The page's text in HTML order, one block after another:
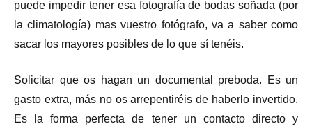
puede impedir tener esa fotografía de bodas soñada (por
la climatología) mas vuestro fotógrafo, va a saber como
sacar los mayores posibles de lo que sí tenéis.
Solicitar que os hagan un documental preboda. Es un
gasto extra, más no os arrepentiréis de haberlo invertido.
Es la forma perfecta de tener un contacto directo y